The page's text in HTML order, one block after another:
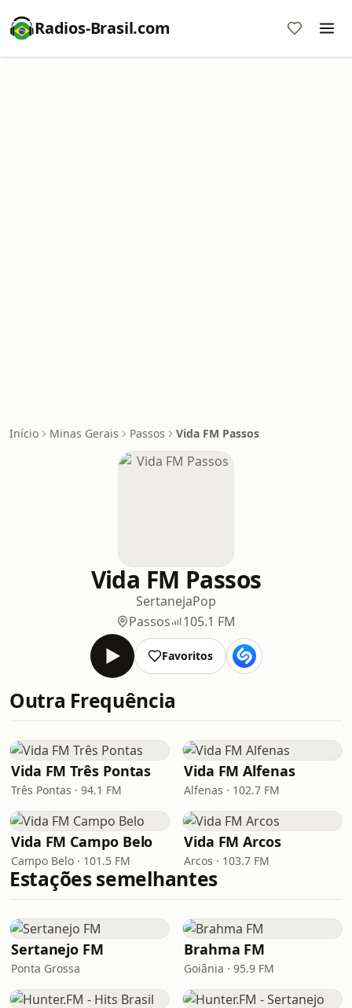
Radios-Brasil.com
Início Minas Gerais Passos Vida FM Passos
Vida FM Passos
SertanejaPop
Passos
105.1 FM
Favoritos
Outra Frequência
Vida FM Três Pontas
Três Pontas · 94.1 FM
Vida FM Alfenas
Alfenas · 102.7 FM
Vida FM Campo Belo
Campo Belo · 101.5 FM
Vida FM Arcos
Arcos · 103.7 FM
Estações semelhantes
Sertanejo FM
Ponta Grossa
Brahma FM
Goiânia · 95.9 FM